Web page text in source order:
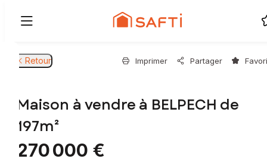
Retour Imprimer Partager
Maison à vendre à BELPECH de
197m²
270 000 €